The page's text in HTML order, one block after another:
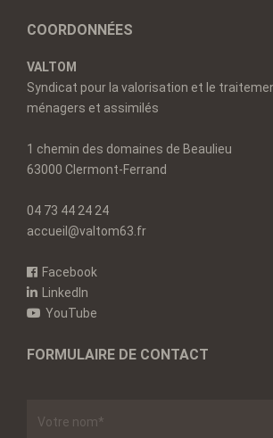
COORDONNÉES
VALTOM
Syndicat pour la valorisation et le
ménagers et assimilés
1 chemin des domaines de Beaulieu
63000 Clermont-Ferrand
04 73 44 24 24
accueil@valtom63.fr
Facebook
LinkedIn
YouTube
FORMULAIRE DE CONTACT